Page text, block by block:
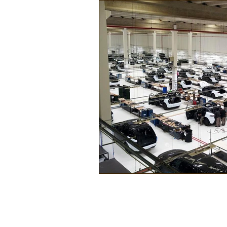
Náutica Turismo Lazer
Mecânica e Peças Segurança
Ônibus Energia
Reportagem Virtual / Jogos
Hobby Quadrículos